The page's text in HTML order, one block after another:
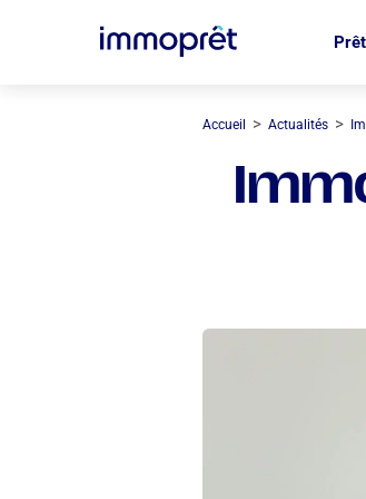
Accueil > Actualités >